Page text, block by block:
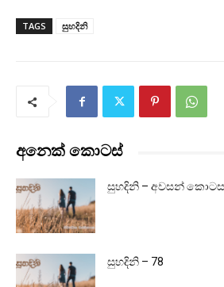
TAGS සුහදිනි
අනෙක් කොටස්
සුහදිනි – අවසන් කොටස
සුහදිනි – 78